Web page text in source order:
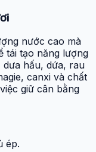
nước cao mà
tái tạo năng lượng
hấu, dứa, rau
canxi và chất
giữ cân bằng
ép.